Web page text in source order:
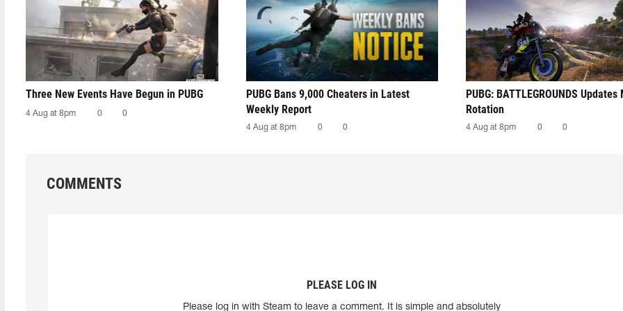
Three New Events Have Begun in PUBG
4 Aug at 8pm 0 0
PUBG Bans 9,000 Cheaters in Latest
Weekly Report
4 Aug at 8pm 0 0
PUBG: BATTLEGROUNDS Updates
Rotation
4 Aug at 8pm 0 0
COMMENTS
PLEASE LOG IN
Please log in with Steam to leave a comment. It is simple and absolutely